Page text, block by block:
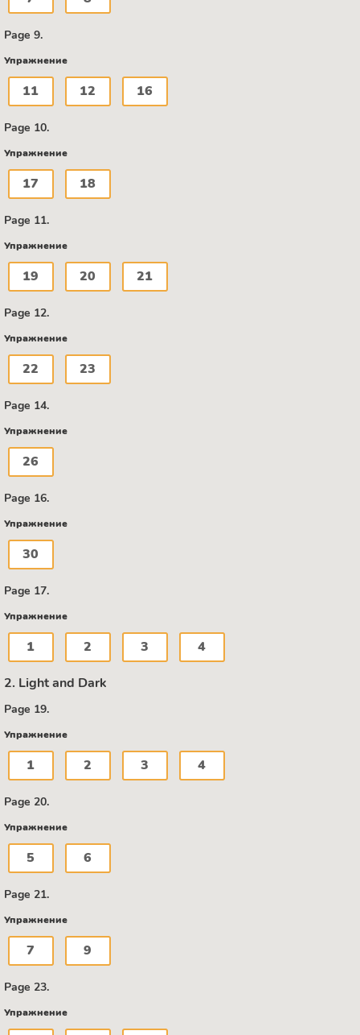
Page 9.
Упражнение
11 12 16
Page 10.
Упражнение
17 18
Page 11.
Упражнение
19 20 21
Page 12.
Упражнение
22 23
Page 14.
Упражнение
26
Page 16.
Упражнение
30
Page 17.
Упражнение
1 2 3 4
2. Light and Dark
Page 19.
Упражнение
1 2 3 4
Page 20.
Упражнение
5 6
Page 21.
Упражнение
7 9
Page 23.
Упражнение